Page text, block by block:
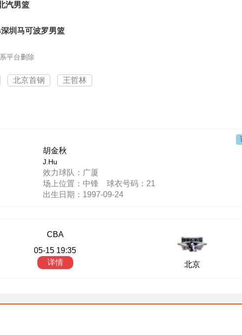
汽男篮
圳马可波罗男篮
平台删除
北京首钢 王哲林
胡金秋
J.Hu
效力球队：广厦
场上位置：中锋 球衣号码：21
出生日期：1997-09-24
CBA
05-15 19:35
详情
北京